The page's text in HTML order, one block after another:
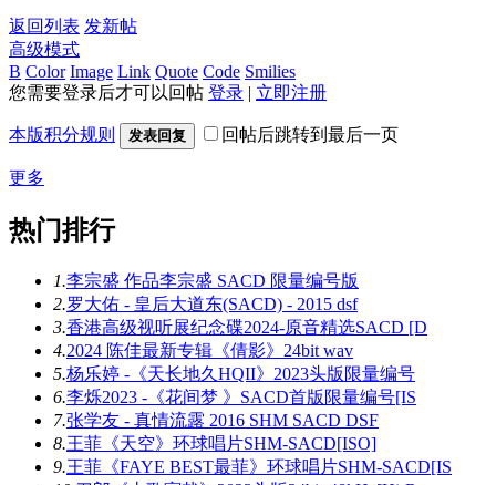
返回列表 发新帖
高级模式
B Color Image Link Quote Code Smilies
您需要登录后才可以回帖 登录 | 立即注册
本版积分规则 发表回复 回帖后跳转到最后一页
更多
热门排行
1.李宗盛 作品李宗盛 SACD 限量编号版
2.罗大佑 - 皇后大道东(SACD) - 2015 dsf
3.香港高级视听展纪念碟2024-原音精选SACD [D
4.2024 陈佳最新专辑《倩影》24bit wav
5.杨乐婷 -《天长地久HQII》2023头版限量编号
6.李烁2023 -《花间梦 》SACD首版限量编号[IS
7.张学友 - 真情流露 2016 SHM SACD DSF
8.王菲《天空》环球唱片SHM-SACD[ISO]
9.王菲《FAYE BEST最菲》环球唱片SHM-SACD[IS